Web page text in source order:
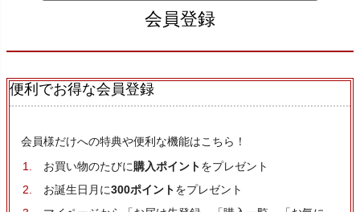
会員登録
便利でお得な会員登録
会員様だけへの特典や便利な機能はこちら！
お買い物のたびに 購入ポイントをプレゼント
お誕生日月に300ポイントをプレゼント